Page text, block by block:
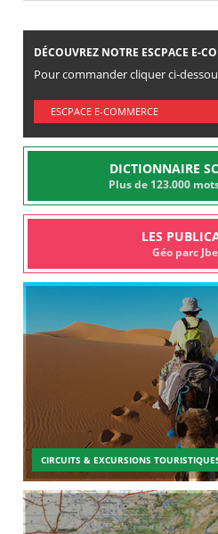
DÉCOUVREZ NOTRE ESCPACE E-
Pour commander cliquer ci-
ESCPACE E-COMMERCE
DICTIONNAIRE
Plus de 123.000
LES
Géo parc
CIRCUITS & EXCURSIONS